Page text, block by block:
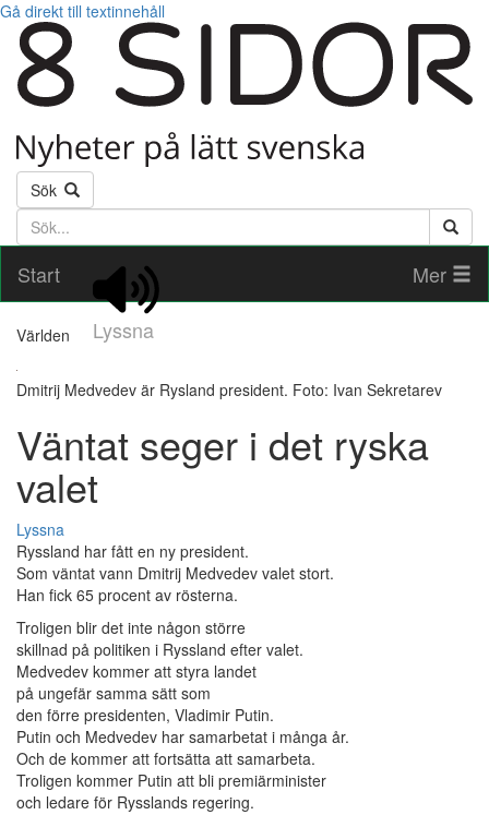
Gå direkt till textinnehåll
Sök
Söktext
Start
Lyssna
Mer
Världen
Dmitrij Medvedev är Rysland president. Foto: Ivan Sekretarev
Väntat seger i det ryska
valet
Lyssna
Ryssland har fått en ny president.
Som väntat vann Dmitrij Medvedev valet stort.
Han fick 65 procent av rösterna.
Troligen blir det inte någon större
skillnad på politiken i Ryssland efter valet.
Medvedev kommer att styra landet
på ungefär samma sätt som
den förre presidenten, Vladimir Putin.
Putin och Medvedev har samarbetat i många år.
Och de kommer att fortsätta att samarbeta.
Troligen kommer Putin att bli premiärminister
och ledare för Rysslands regering.